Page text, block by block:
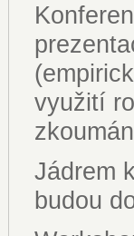
využití
Jádrem
budou